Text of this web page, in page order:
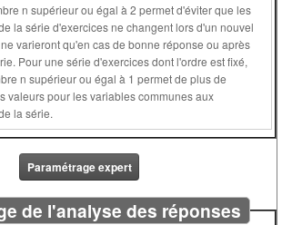
n supérieur ou égal à 2 permet d'éviter que les
la série d'exercices ne changent lors d'un nouvel
fixé,
ou égal à 1 permet de plus de
valeurs pour les variables communes aux
exercices de la série.
Paramétrage expert
de l'analyse des réponses